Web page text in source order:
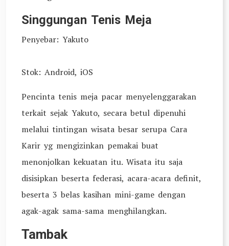
Singgungan Tenis Meja
Penyebar: Yakuto
Stok: Android, iOS
Pencinta tenis meja pacar menyelenggarakan
terkait sejak Yakuto, secara betul dipenuhi
melalui tintingan wisata besar serupa Cara
Karir yg mengizinkan pemakai buat
menonjolkan kekuatan itu. Wisata itu saja
disisipkan beserta federasi, acara-acara definit,
beserta 3 belas kasihan mini-game dengan
agak-agak sama-sama menghilangkan.
Tambak